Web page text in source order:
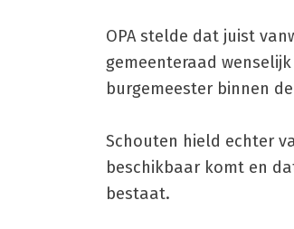
OPA stelde dat juist
gemeenteraad
burgemeester binnen
Schouten hield echter
beschikbaar komt en
bestaat.